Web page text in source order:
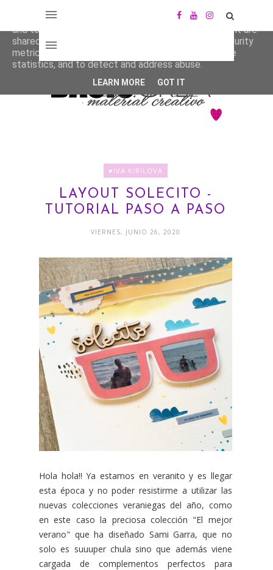
♥IVA KIRILOVA
LAYOUT SOLECITO -
TUTORIAL PASO A PASO
VIERNES, JUNIO 26, 2020
Hola hola!! Ya estamos en veranito y es llegar
esta época y no poder resistirme a utilizar las
nuevas colecciones veraniegas del año, como
en este caso la preciosa colección "El mejor
verano" que ha diseñado Sami Garra, que no
solo es suuuper chula sino que además viene
cargada de complementos perfectos para
This site uses cookies from Google to deliver its services
and to analyze traffic. Your IP address and user-agent are
shared with Google along with performance and security
metrics to ensure quality of service, generate usage
statistics, and to detect and address abuse.
LEARN MORE GOT IT